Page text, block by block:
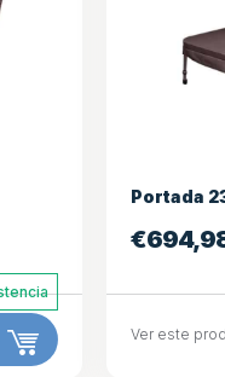
Portada
€
Ver este